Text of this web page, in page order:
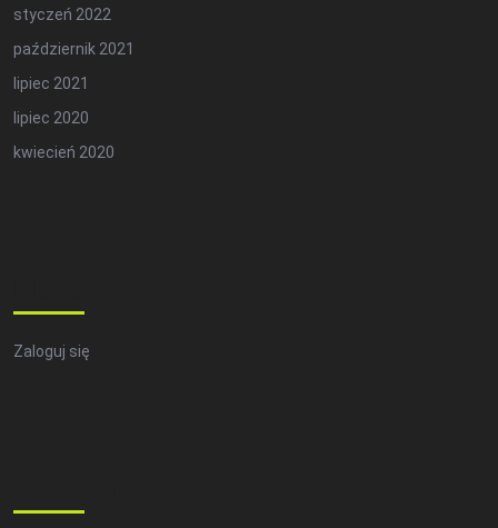
styczeń 2022
październik 2021
lipiec 2021
lipiec 2020
kwiecień 2020
Zaloguj się